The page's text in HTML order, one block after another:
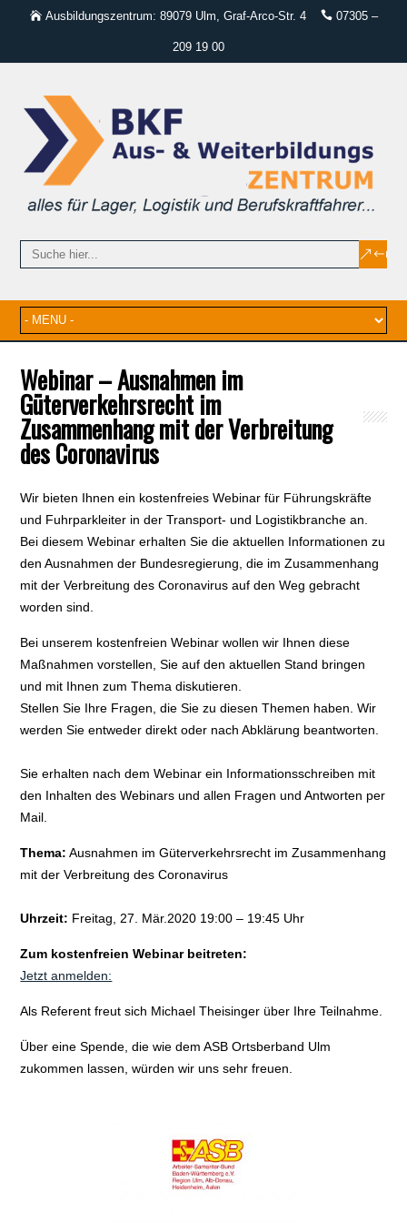
Ausbildungszentrum: 89079 Ulm, Graf-Arco-Str. 4 07305 –
209 19 00
Webinar – Ausnahmen im
Güterverkehrsrecht im
Zusammenhang mit der Verbreitung
des Coronavirus
Wir bieten Ihnen ein kostenfreies Webinar für Führungskräfte
und Fuhrparkleiter in der Transport- und Logistikbranche an.
Bei diesem Webinar erhalten Sie die aktuellen Informationen zu
den Ausnahmen der Bundesregierung, die im Zusammenhang
mit der Verbreitung des Coronavirus auf den Weg gebracht
worden sind.
Bei unserem kostenfreien Webinar wollen wir Ihnen diese
Maßnahmen vorstellen, Sie auf den aktuellen Stand bringen
und mit Ihnen zum Thema diskutieren.
Stellen Sie Ihre Fragen, die Sie zu diesen Themen haben. Wir
werden Sie entweder direkt oder nach Abklärung beantworten.
Sie erhalten nach dem Webinar ein Informationsschreiben mit
den Inhalten des Webinars und allen Fragen und Antworten per
Mail.
Thema: Ausnahmen im Güterverkehrsrecht im Zusammenhang
mit der Verbreitung des Coronavirus
Uhrzeit: Freitag, 27. Mär.2020 19:00 – 19:45 Uhr
Zum kostenfreien Webinar beitreten:
Jetzt anmelden:
Als Referent freut sich Michael Theisinger über Ihre Teilnahme.
Über eine Spende, die wie dem ASB Ortsberband Ulm
zukommen lassen, würden wir uns sehr freuen.